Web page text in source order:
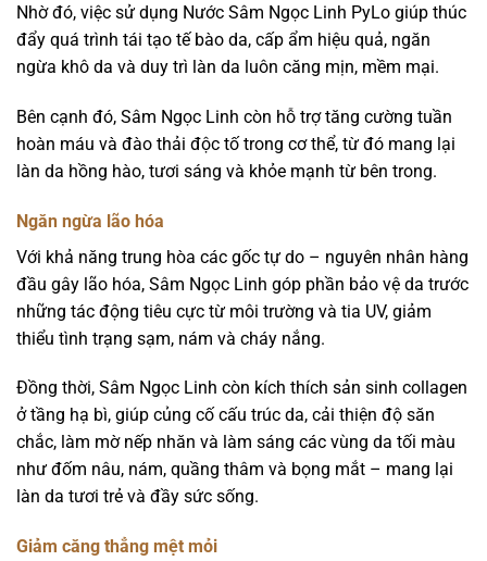
Nhờ đó, việc sử dụng Nước Sâm Ngọc Linh PyLo giúp thúc
đẩy quá trình tái tạo tế bào da, cấp ẩm hiệu quả, ngăn
ngừa khô da và duy trì làn da luôn căng mịn, mềm mại.
Bên cạnh đó, Sâm Ngọc Linh còn hỗ trợ tăng cường tuần
hoàn máu và đào thải độc tố trong cơ thể, từ đó mang lại
làn da hồng hào, tươi sáng và khỏe mạnh từ bên trong.
Ngăn ngừa lão hóa
Với khả năng trung hòa các gốc tự do – nguyên nhân hàng
đầu gây lão hóa, Sâm Ngọc Linh góp phần bảo vệ da trước
những tác động tiêu cực từ môi trường và tia UV, giảm
thiểu tình trạng sạm, nám và cháy nắng.
Đồng thời, Sâm Ngọc Linh còn kích thích sản sinh collagen
ở tầng hạ bì, giúp củng cố cấu trúc da, cải thiện độ săn
chắc, làm mờ nếp nhăn và làm sáng các vùng da tối màu
như đốm nâu, nám, quầng thâm và bọng mắt – mang lại
làn da tươi trẻ và đầy sức sống.
Giảm căng thẳng mệt mỏi